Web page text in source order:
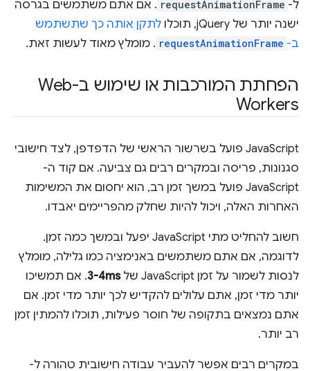
ל- requestAnimationFrame . אם אתם משתמשים בגרסה
ישנה יותר של jQuery, תוכלו
לתקן אותה כך שתשתמש
ב- requestAnimationFrame . מומלץ מאוד לעשות זאת.
הפחתת המורכבות או שימוש ב-Web
Workers
JavaScript פועל בשרשור הראשי של הדפדפן, לצד חישובי
סגנונות, פריסה ובמקרים רבים גם צביעה. אם קוד ה-
JavaScript פועל במשך זמן רב, הוא יחסום את המשימות
האחרות האלה, ויכול להיות שחלק מהפריימים יאבדו.
חשוב להחליט מתי JavaScript יפעל ובמשך כמה זמן.
לדוגמה, אם אתם משתמשים באנימציה כמו גלילה, מומלץ
לנסות לשמור על זמן JavaScript של
3-4ms. אם תמשיכו
יותר מדי זמן, אתם עלולים להקדיש לכך יותר מדי זמן. אם
אתם נמצאים בתקופה של חוסר פעילות, תוכלו להמתין זמן
רב יותר.
במקרים רבים אפשר להעביר עבודה חישובית טהורה ל-